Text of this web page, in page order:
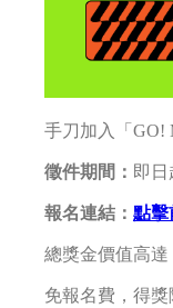
手刀加入「GO!
徵件期間： 即日
報名連結： 點擊
總獎金價值高達
免報名費，得